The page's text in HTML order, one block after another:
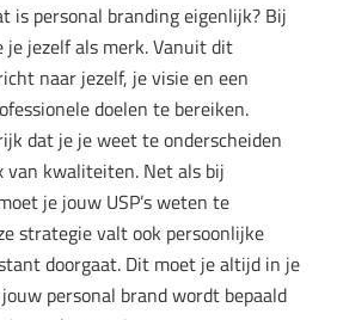
is personal branding eigenlijk? Bij
je jezelf als merk. Vanuit dit
naar jezelf, je visie en een
doelen te bereiken.
dat je je weet te onderscheiden
van kwaliteiten. Net als bij
je jouw USP’s weten te
strategie valt ook persoonlijke
doorgaat. Dit moet je altijd in je
personal brand wordt bepaald